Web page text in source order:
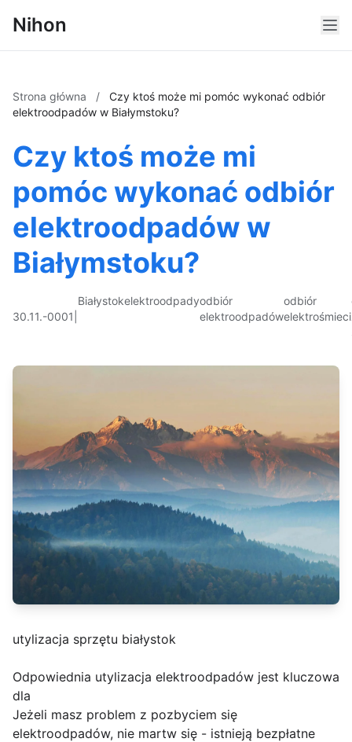
Nihon
Strona główna /
Czy ktoś może mi pomóc wykonać odbiór
elektroodpadów w Białymstoku?
Czy ktoś może mi
pomóc wykonać odbiór
elektroodpadów w
Białymstoku?
30.11.-0001
Białystokelektroodpadyodbiór
elektroodpadów
odbiór
elektrośmieci
utylizacja sprzętu białystok
Odpowiednia utylizacja elektroodpadów jest kluczowa
dla
Jeżeli masz problem z pozbyciem się
elektroodpadów, nie martw się - istnieją bezpłatne